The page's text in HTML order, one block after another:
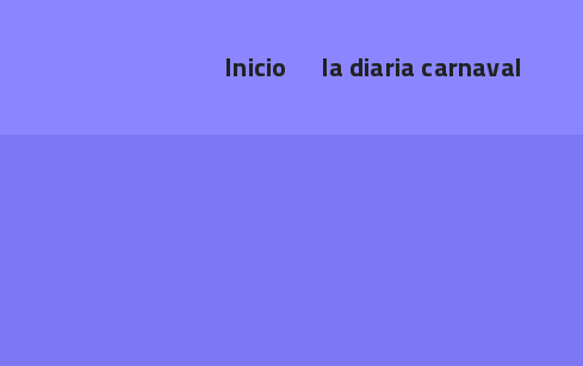
Inicio la diaria carnaval